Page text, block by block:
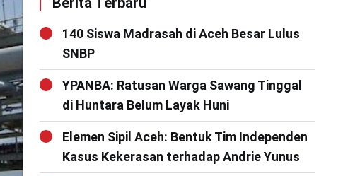
140 Siswa Madrasah di Aceh Besar Lulus
SNBP
YPANBA: Ratusan Warga Sawang Tinggal
di Huntara Belum Layak Huni
Elemen Sipil Aceh: Bentuk Tim Independen
Kasus Kekerasan terhadap Andrie Yunus